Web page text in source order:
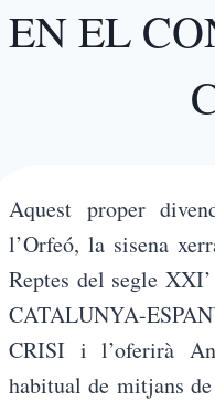
EN EL
Aquest proper
l’Orfeó, la sisena
Reptes del segle
CATALUNYA-
CRISI i l’oferirà
habitual de mitjans